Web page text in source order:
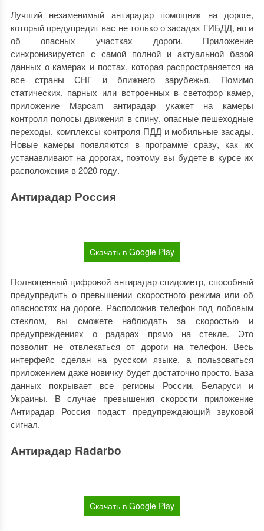
Лучший незаменимый антирадар помощник на дороге,
который предупредит вас не только о засадах ГИБДД, но и
об опасных участках дороги. Приложение
синхронизируется с самой полной и актуальной базой
данных о камерах и постах, которая распространяется на
все страны СНГ и ближнего зарубежья. Помимо
статических, парных или встроенных в светофор камер,
приложение Mapcam антирадар укажет на камеры
контроля полосы движения в спину, опасные пешеходные
переходы, комплексы контроля ПДД и мобильные засады.
Новые камеры появляются в программе сразу, как их
устанавливают на дорогах, поэтому вы будете в курсе их
расположения в 2020 году.
Антирадар Россия
Скачать в Google Play
Полноценный цифровой антирадар спидометр, способный
предупредить о превышении скоростного режима или об
опасностях на дороге. Расположив телефон под лобовым
стеклом, вы сможете наблюдать за скоростью и
предупреждениях о радарах прямо на стекле. Это
позволит не отвлекаться от дороги на телефон. Весь
интерфейс сделан на русском языке, а пользоваться
приложением даже новичку будет достаточно просто. База
данных покрывает все регионы России, Беларуси и
Украины. В случае превышения скорости приложение
Антирадар Россия подаст предупреждающий звуковой
сигнал.
Антирадар Radarbo
Скачать в Google Play